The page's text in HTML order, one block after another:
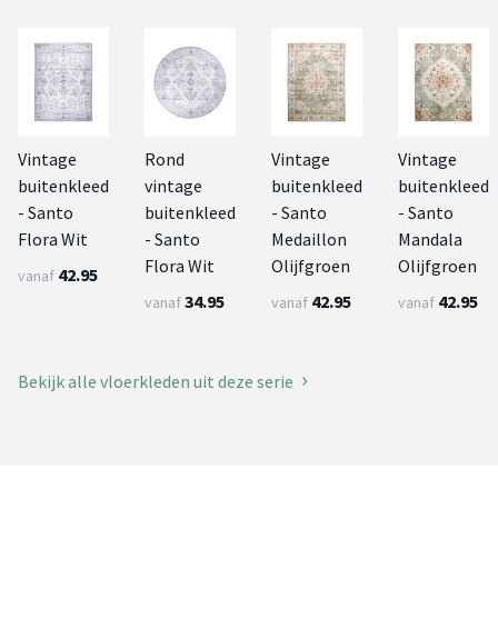
Vintage
buitenkleed
- Santo
Flora Wit
vanaf 42.95
Rond
vintage
buitenkleed
- Santo
Flora Wit
vanaf34.95
Vintage
buitenkleed
- Santo
Medaillon
Olijfgroen
vanaf 42.95
Vintage
buitenkleed
- Santo
Mandala
Olijfgroen
vanaf 42.95
Bekijk alle vloerkleden uit deze serie